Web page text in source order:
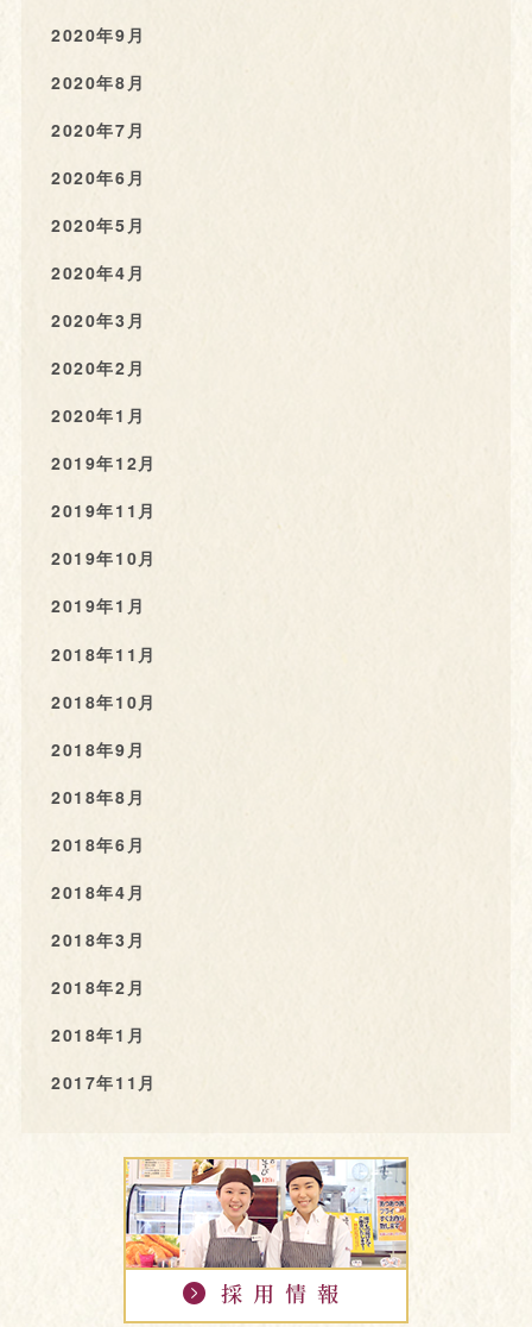
2020年9月
2020年8月
2020年7月
2020年6月
2020年5月
2020年4月
2020年3月
2020年2月
2020年1月
2019年12月
2019年11月
2019年10月
2019年1月
2018年11月
2018年10月
2018年9月
2018年8月
2018年6月
2018年4月
2018年3月
2018年2月
2018年1月
2017年11月